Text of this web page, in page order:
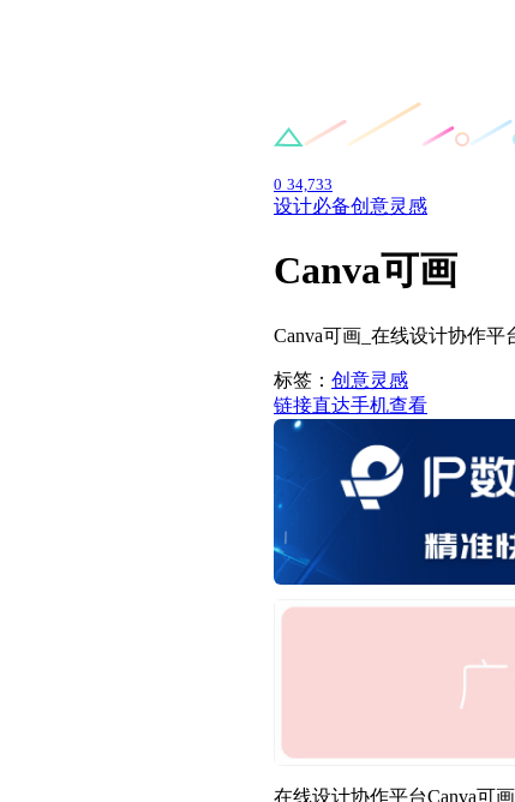
0 34,733
设计必备创意灵感
Canva可画
Canva可画_在线设计协作
标签： 创意灵感
链接直达手机查看
在线设计协作平台Canva可